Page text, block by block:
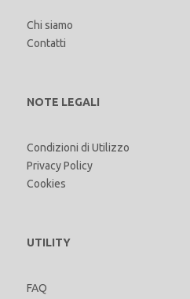
Chi siamo
Contatti
NOTE LEGALI
Condizioni di Utilizzo
Privacy Policy
Cookies
UTILITY
FAQ